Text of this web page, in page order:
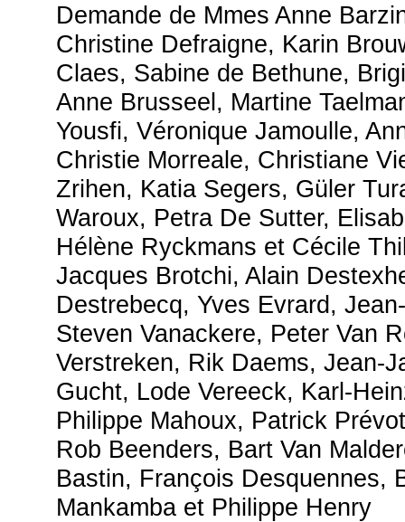
Demande de Mmes Anne
Christine Defraigne, Karin
Claes, Sabine de Bethune,
Anne Brusseel, Martine
Yousfi, Véronique Jamoulle,
Christie Morreale, Christiane
Zrihen, Katia Segers, Güler
Waroux, Petra De Sutter,
Hélène Ryckmans et Cécile
Jacques Brotchi, Alain
Destrebecq, Yves Evrard,
Steven Vanackere, Peter Van
Verstreken, Rik Daems, Jean-
Gucht, Lode Vereeck, Karl-
Philippe Mahoux, Patrick
Rob Beenders, Bart Van
Bastin, François Desquennes,
Mankamba et Philippe Henry